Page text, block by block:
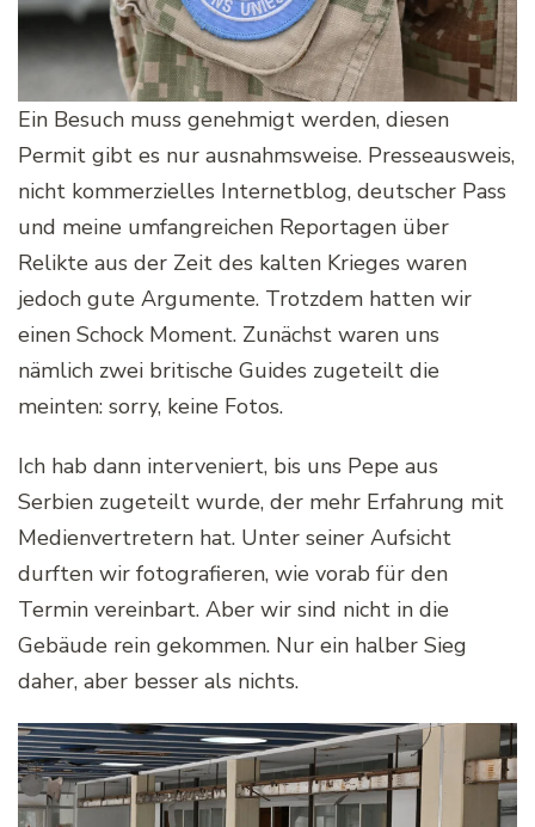
Ein Besuch muss genehmigt werden, diesen
Permit gibt es nur ausnahmsweise. Presseausweis,
nicht kommerzielles Internetblog, deutscher Pass
und meine umfangreichen Reportagen über
Relikte aus der Zeit des kalten Krieges waren
jedoch gute Argumente. Trotzdem hatten wir
einen Schock Moment. Zunächst waren uns
nämlich zwei britische Guides zugeteilt die
meinten: sorry, keine Fotos.
Ich hab dann interveniert, bis uns Pepe aus
Serbien zugeteilt wurde, der mehr Erfahrung mit
Medienvertretern hat. Unter seiner Aufsicht
durften wir fotografieren, wie vorab für den
Termin vereinbart. Aber wir sind nicht in die
Gebäude rein gekommen. Nur ein halber Sieg
daher, aber besser als nichts.